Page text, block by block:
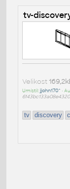
tv-
Velikost
Umístil:jjohn170^ •
tv discovery